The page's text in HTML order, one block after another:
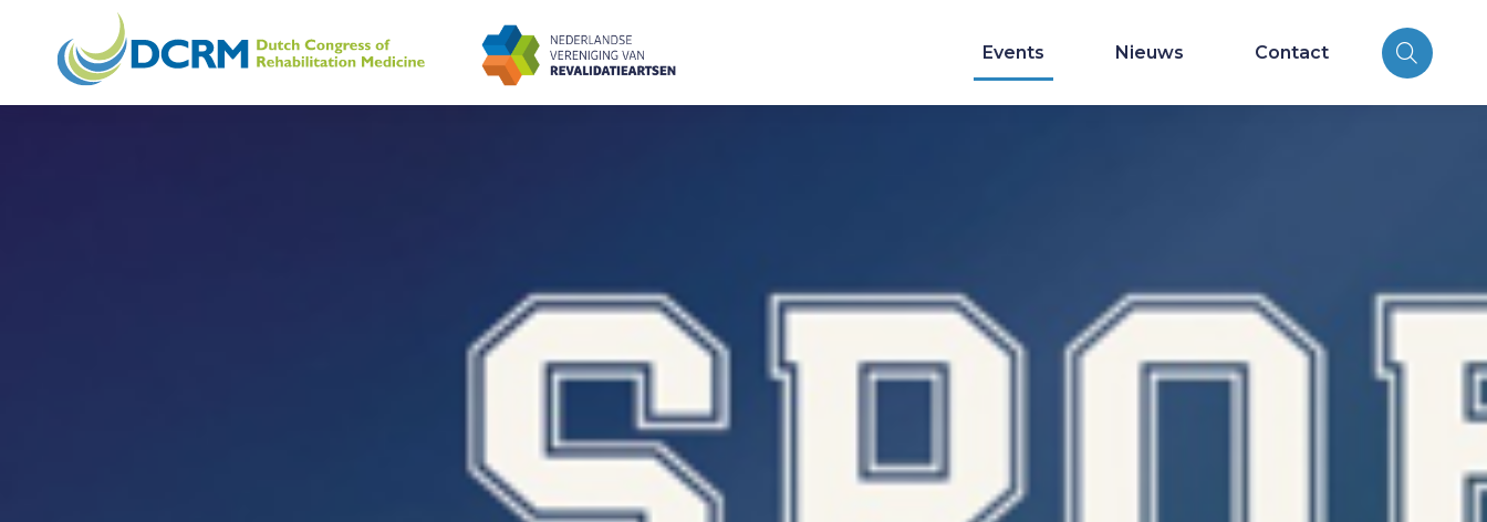
Events Nieuws Contact